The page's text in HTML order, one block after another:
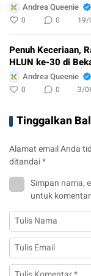
Andrea Queenie
0 0 19/
Penuh Keceriaan,
HLUN ke-30 di
Andrea Queenie
0 0 3/
Tinggalkan
Alamat email Anda
ditandai*
Simpan nama,
untuk